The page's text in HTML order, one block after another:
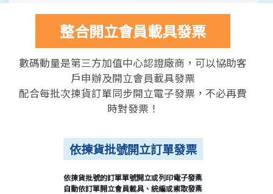
整合開立會員載具發票
數碼動量是第三方加值中心認證廠商，可以協助客
戶申辦及開立會員載具發票
配合每批次揀貨訂單同步開立電子發票，不必再費
時對發票！
依揀貨批號開立訂單發票
依揀貨批號的訂單單號開立或列印電子發票
自動依訂單開立會員載具、統編或索取發票